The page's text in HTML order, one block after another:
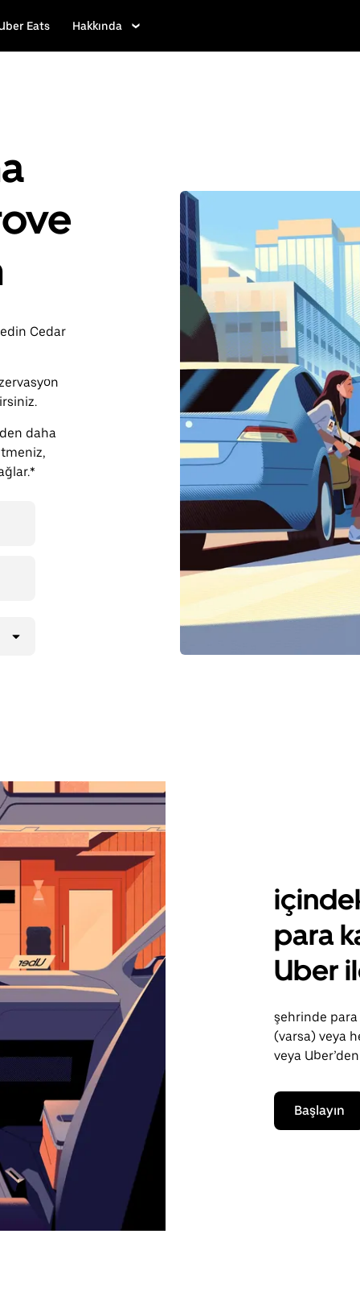
Eats Hakkında
Cedar
daha
para
Uber
şehrinde para
(varsa) veya
veya
Başlayın